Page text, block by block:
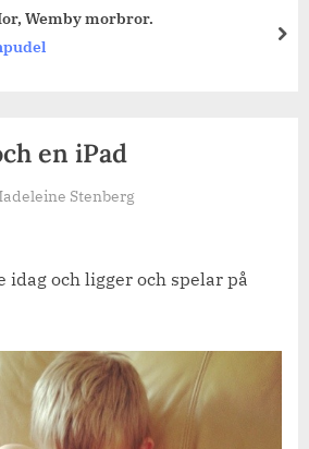
Wemby morbror.
en iPad
Stenberg
och ligger och spelar på